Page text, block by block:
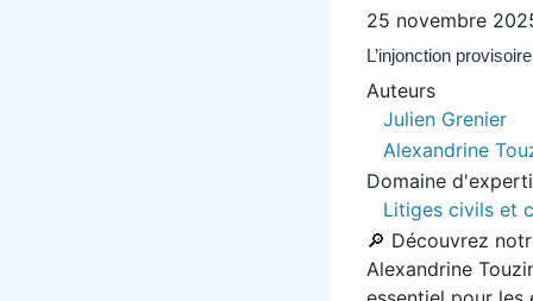
25 novembre
L’injonction
Auteurs
Julien Grenier
Alexandrine
Domaine
Litiges civils et
🔎 Découvrez
Alexandrine